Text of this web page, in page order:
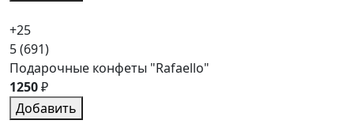
+25
5(691)
Подарочные конфеты "Rafaello"
1250₽
Добавить